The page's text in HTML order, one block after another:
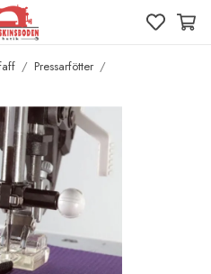
/ Pressarfötter /